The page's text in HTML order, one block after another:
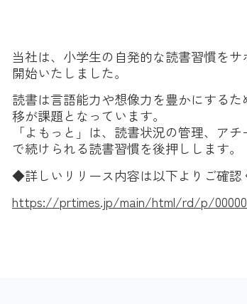
当社は、小学生の自発的な読書習慣を
開始いたしました。
読書は言語能力や想像力を豊かにする
移が課題となっています。
「よもっと」は、読書状況の管理、ア
で続けられる読書習慣を後押しします。
◆詳しいリリース内容は以下よりご確認
https://prtimes.jp/main/html/rd/p/